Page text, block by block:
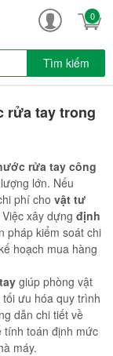
0
Tìm kiếm
rửa tay trong
rửa tay công
lớn. Nếu
phí cho vật tư
xây dựng định
pháp kiểm soát chi
hoạch mua hàng
giúp phòng vật
ưu hóa quy trình
dẫn chi tiết về
tính toán định mức
máy.